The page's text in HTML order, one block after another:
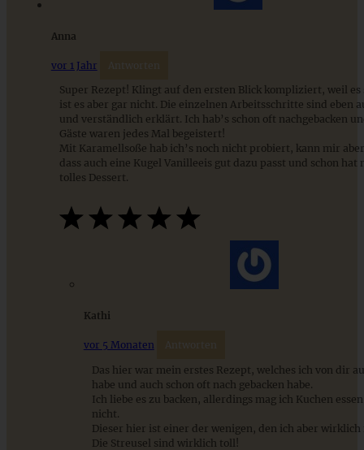
Kürbis-Cheesecake mit Knusperstreuseln
ZUM BEITRAG
nur 10 Minuten
Anna
vor 1 Jahr Antworten
Super Rezept! Klingt auf den ersten Blick kompliziert, weil es
ist es aber gar nicht. Die einzelnen Arbeitsschritte sind eben
und verständlich erklärt. Ich hab’s schon oft nachgebacken
Gäste waren jedes Mal begeistert!
Mit Karamellsoße hab ich’s noch nicht probiert, kann mir
dass auch eine Kugel Vanilleeis gut dazu passt und schon hat
tolles Dessert.
Kathi
vor 5 Monaten Antworten
Das hier war mein erstes Rezept, welches ich von dir
habe und auch schon oft nach gebacken habe.
Ich liebe es zu backen, allerdings mag ich Kuchen
nicht.
Dieser hier ist einer der wenigen, den ich aber wirklich
Die Streusel sind wirklich toll!